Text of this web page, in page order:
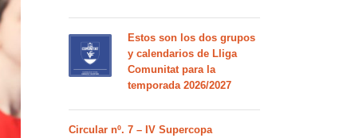
Estos son los dos grupos
y calendarios de Lliga
Comunitat para la
temporada 2026/2027
Circular nº. 7 – IV Supercopa